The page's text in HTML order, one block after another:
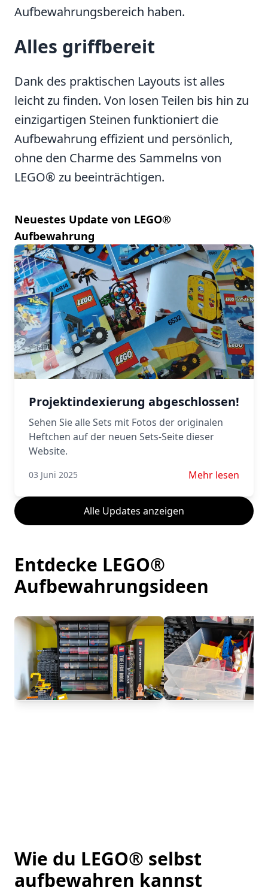
Aufbewahrungsbereich haben.
Alles griffbereit
Dank des praktischen Layouts ist alles
leicht zu finden. Von losen Teilen bis hin zu
einzigartigen Steinen funktioniert die
Aufbewahrung effizient und persönlich,
ohne den Charme des Sammelns von
LEGO® zu beeinträchtigen.
Neuestes Update von LEGO®
Aufbewahrung
Projektindexierung abgeschlossen!
Sehen Sie alle Sets mit Fotos der originalen
Heftchen auf der neuen Sets-Seite dieser
Website.
03 Juni 2025 Mehr lesen über
Mehr lesen
Alle Updates anzeigen
Entdecke LEGO®
Aufbewahrungsideen
Wie du LEGO® selbst
aufbewahren kannst